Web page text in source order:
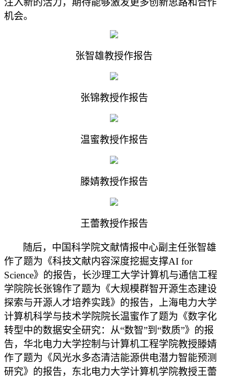
注入新的活力，期待能够激发更多创新思路和合作
机会。
张智雄教授作报告
张锦教授作报告
温蜜教授作报告
滕婧教授作报告
王蕾教授作报告
随后，中国科学院文献情报中心副主任张智雄
作了题为《科技文献内容深度挖掘支撑AI for
Science》的报告，长沙理工大学计算机与通信工程
学院院长张锦作了题为《大规模群智开源生态建设
探索与开源人才培养实践》的报告，上海电力大学
计算机科学与技术学院院长温蜜作了题为《数字化
转型中的数据安全研究：从“数智”到“数质”》的报
告，华北电力大学控制与计算机工程学院教授滕婧
作了题为《风光水多态清洁能源供电潜力智能预测
研究》的报告，东北电力大学计算机学院教授王蕾